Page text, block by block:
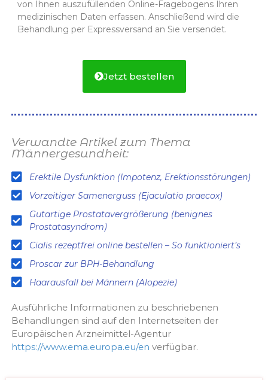
von Ihnen auszufüllenden Online-Fragebogens Ihren
medizinischen Daten erfassen. Anschließend wird die
Behandlung per Expressversand an Sie versendet.
Jetzt bestellen
Verwandte Artikel zum Thema
Männergesundheit:
Erektile Dysfunktion (Impotenz, Erektionsstörungen)
Vorzeitiger Samenerguss (Ejaculatio praecox)
Gutartige Prostatavergrößerung (benignes
Prostatasyndrom)
Cialis rezeptfrei online bestellen – So funktioniert’s
Proscar zur BPH-Behandlung
Haarausfall bei Männern (Alopezie)
Ausführliche Informationen zu beschriebenen
Behandlungen sind auf den Internetseiten der
Europäischen Arzneimittel-Agentur
https://www.ema.europa.eu/en verfügbar.